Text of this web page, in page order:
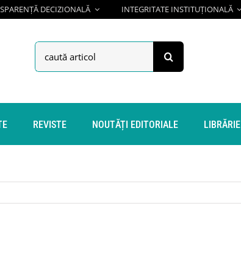
DECIZIONALĂ INTEGRITATE INSTITUȚIONALĂ
Search
for:
REVISTE NOUTĂȚI EDITORIALE LIBRĂRIE